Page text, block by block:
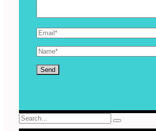
Search
for: